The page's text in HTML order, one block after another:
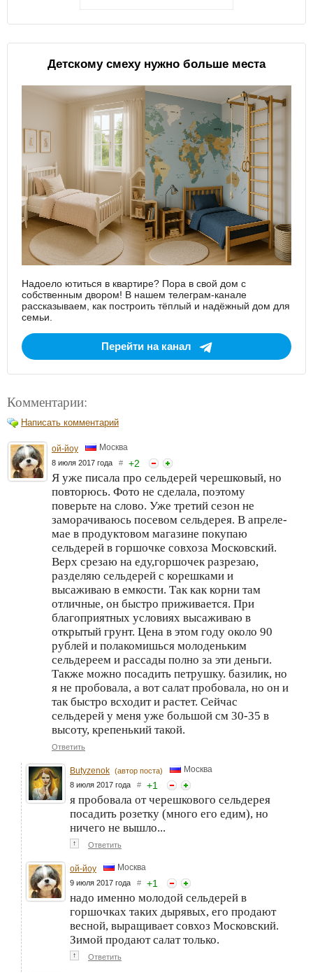
Детскому смеху нужно больше места
Надоело ютиться в квартире? Пора в свой дом с
собственным двором! В нашем телеграм-канале
рассказываем, как построить тёплый и надёжный дом для
семьи.
Перейти на канал
Комментарии:
Написать комментарий
ой-йоу Москва
8 июля 2017 года # +2
Я уже писала про сельдерей черешковый, но
повторюсь. Фото не сделала, поэтому
поверьте на слово. Уже третий сезон не
заморачиваюсь посевом сельдерея. В апреле-
мае в продуктовом магазине покупаю
сельдерей в горшочке совхоза Московский.
Верх срезаю на еду,горшочек разрезаю,
разделяю сельдерей с корешками и
высаживаю в емкости. Так как корни там
отличные, он быстро приживается. При
благоприятных условиях высаживаю в
открытый грунт. Цена в этом году около 90
рублей и полакомишься молоденьким
сельдереем и рассады полно за эти деньги.
Также можно посадить петрушку. базилик, но
я не пробовала, а вот салат пробовала, но он и
так быстро всходит и растет. Сейчас
сельдерей у меня уже большой см 30-35 в
высоту, крепенький такой.
Ответить
Butyzenok (автор поста) Москва
8 июля 2017 года # +1
я пробовала от черешкового сельдерея
посадить розетку (много его едим), но
ничего не вышло...
↑ Ответить
ой-йоу Москва
9 июля 2017 года # +1
надо именно молодой сельдерей в
горшочках таких дырявых, его продают
весной, выращивает совхоз Московский.
Зимой продают салат только.
↑ Ответить